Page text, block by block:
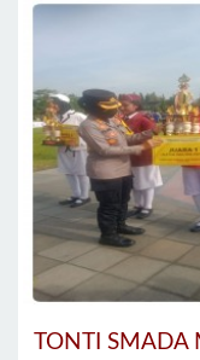
TONTI SMADA